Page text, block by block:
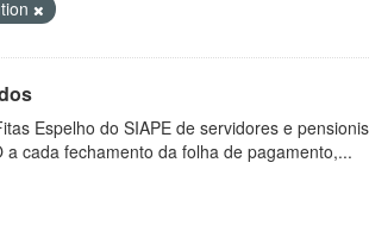
Espelho do SIAPE de servidores e
a cada fechamento da folha de pagamento,...